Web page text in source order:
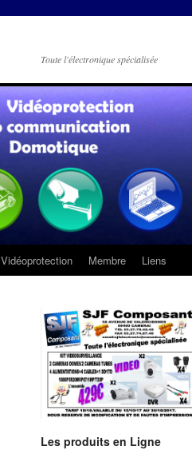
Toute l'électronique spécialisée
Vidéoprotection Membre Liens
Les produits en Ligne